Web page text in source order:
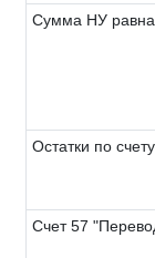
Сумма НУ
Остатки по
Счет 57